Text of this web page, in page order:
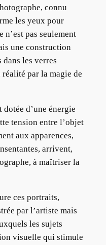
connu
les yeux pour
pas seulement
une construction
les verres
par la magie de
dotée d’une énergie
tension entre l’objet
aux apparences,
arrivent,
à maîtriser la
ces portraits,
par l’artiste mais
les sujets
visuelle qui stimule